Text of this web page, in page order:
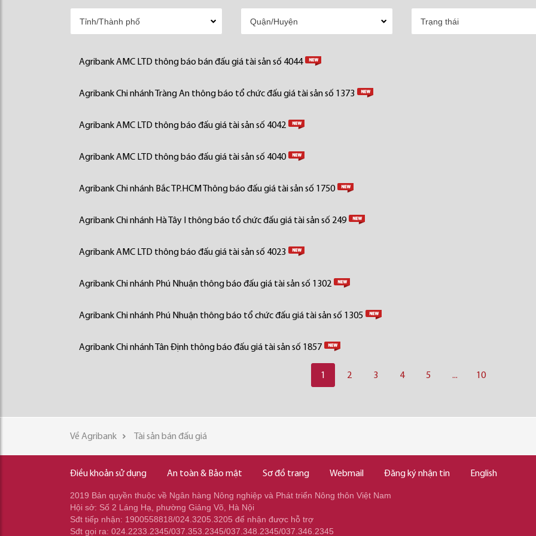
Agribank AMC LTD thông báo bán đấu giá tài sản số 4044
Agribank Chi nhánh Tràng An thông báo tổ chức đấu giá tài sản số 1373
Agribank AMC LTD thông báo đấu giá tài sản số 4042
Agribank AMC LTD thông báo đấu giá tài sản số 4040
Agribank Chi nhánh Bắc TP.HCM Thông báo đấu giá tài sản số 1750
Agribank Chi nhánh Hà Tây I thông báo tổ chức đấu giá tài sản số 249
Agribank AMC LTD thông báo đấu giá tài sản số 4023
Agribank Chi nhánh Phú Nhuận thông báo đấu giá tài sản số 1302
Agribank Chi nhánh Phú Nhuận thông báo tổ chức đấu giá tài sản số 1305
Agribank Chi nhánh Tân Định thông báo đấu giá tài sản số 1857
1 2 3 4 5 ... 10
Về Agribank Tài sản bán đấu giá
Điều khoản sử dụng An toàn & Bảo mật Sơ đồ trang Webmail Đăng ký nhận tin English
2019 Bản quyền thuộc về Ngân hàng Nông nghiệp và Phát triển Nông thôn Việt Nam
Hội sở: Số 2 Láng Hạ, phường Giảng Võ, Hà Nội
Sđt tiếp nhận: 1900558818/024.3205.3205 để nhận được hỗ trợ
Sđt gọi ra: 024.2233.2345/037.353.2345/037.348.2345/037.346.2345